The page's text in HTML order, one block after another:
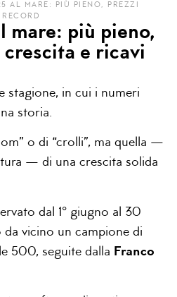
AL MARE: PIÙ PIENO, PREZZI
mare: più pieno,
e ricavi
stagione, in cui i numeri
storia.
o di “crolli”, ma quella —
— di una crescita solida
dal 1° giugno al 30
da vicino un campione di
500, seguite dalla Franco